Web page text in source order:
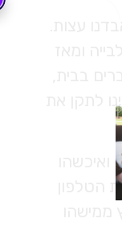
לתקן את